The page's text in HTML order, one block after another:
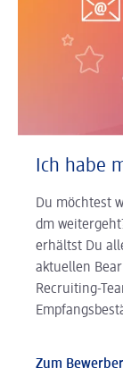
Ich habe
Du möchtest
dm
erhältst Du
aktuellen
Recruiting-
Zum